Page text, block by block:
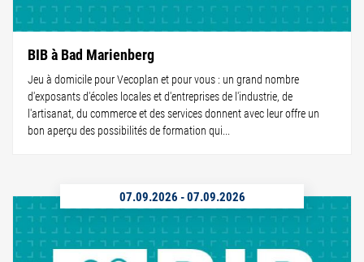
BIB à Bad Marienberg
Jeu à domicile pour Vecoplan et pour vous : un grand nombre
d'exposants d'écoles locales et d'entreprises de l'industrie, de
l'artisanat, du commerce et des services donnent avec leur offre un
bon aperçu des possibilités de formation qui...
07.09.2026 -07.09.2026